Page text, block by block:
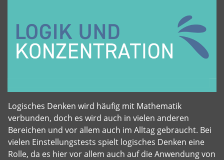
Logisches Denken wird häufig mit Mathematik
verbunden, doch es wird auch in vielen anderen
Bereichen und vor allem auch im Alltag gebraucht. Bei
vielen Einstellungstests spielt logisches Denken eine
Rolle, da es hier vor allem auch auf die Anwendung von